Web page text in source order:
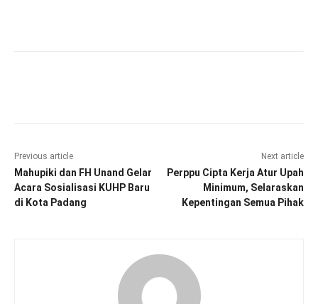
Previous article
Mahupiki dan FH Unand Gelar
Acara Sosialisasi KUHP Baru
di Kota Padang
Next article
Perppu Cipta Kerja Atur Upah
Minimum, Selaraskan
Kepentingan Semua Pihak